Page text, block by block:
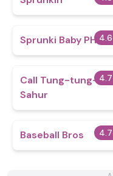
4.6
Sprunki Baby
4.7
Call Tung-tung-
Sahur
4.7
Baseball Bros